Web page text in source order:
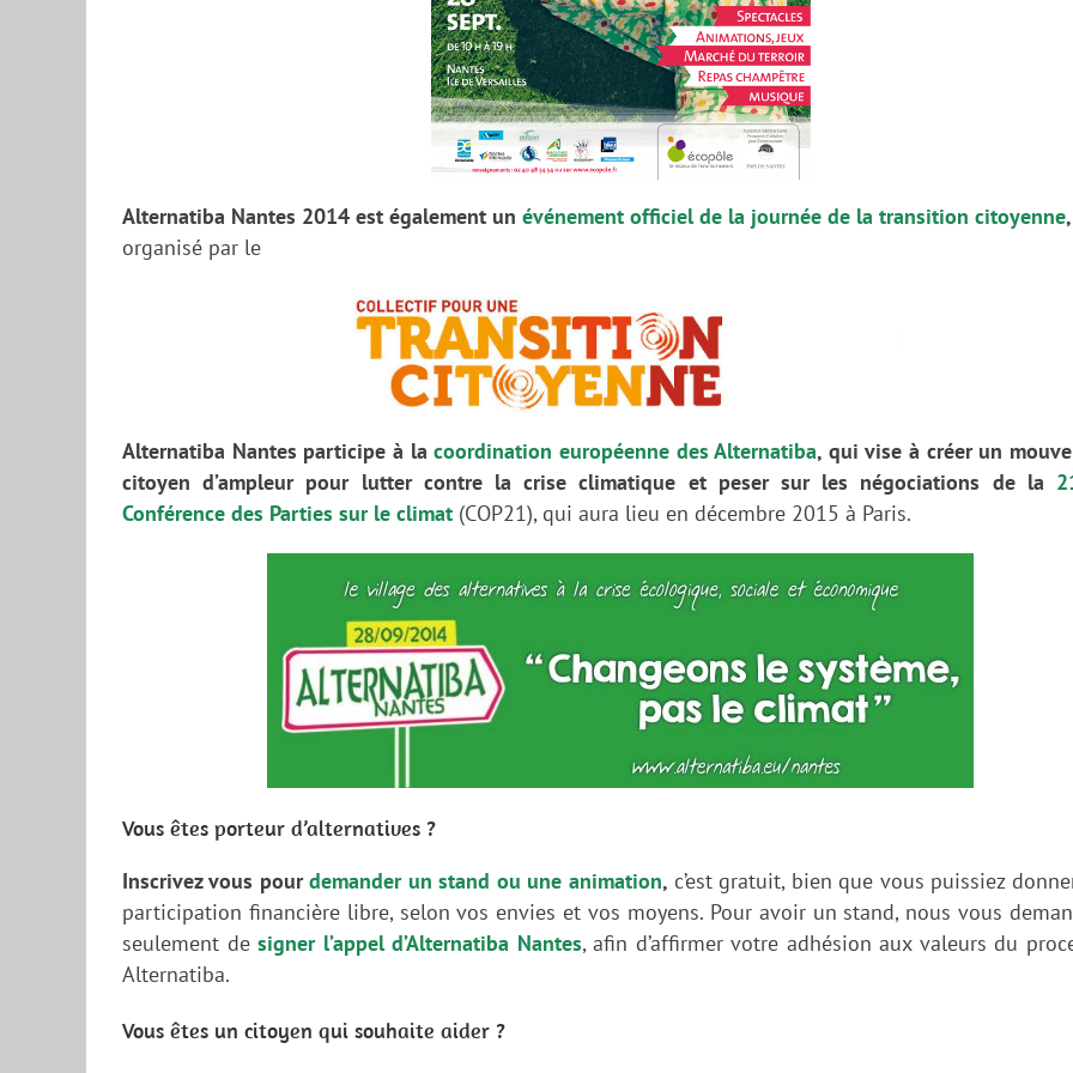
Alternatiba Nantes 2014 est également un événement officiel de la journée de la transition citoyenne,
organisé par le
Alternatiba Nantes participe à lacoordination européenne des Alternatiba, qui vise à créer un
citoyen d’ampleur pour lutter contre la crise climatique et peser sur les négociations de la
Conférence des Parties sur le climat (COP21), qui aura lieu en décembre 2015 à Paris.
Vous êtes porteur d’alternatives ?
Inscrivez vous pourdemander un stand ou une animation, c’est gratuit, bien que vous puissiez
participation financière libre, selon vos envies et vos moyens. Pour avoir un stand, nous vous
seulement designer l’appel d’Alternatiba Nantes, afin d’affirmer votre adhésion aux valeurs du
Alternatiba.
Vous êtes un citoyen qui souhaite aider ?